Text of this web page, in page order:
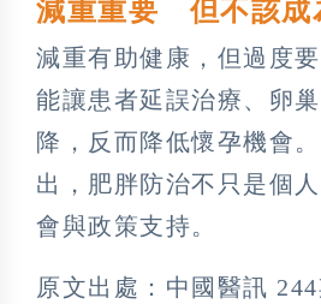
減重重要 但不該成
減重有助健康，但過度
能讓患者延誤治療、卵
降，反而降低懷孕機會
出，肥胖防治不只是個
會與政策支持。
原文出處：中國醫訊 244